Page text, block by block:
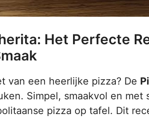
Het Perfecte
van een heerlijke pizza? De
Simpel, smaakvol en
pizza op tafel. Dit